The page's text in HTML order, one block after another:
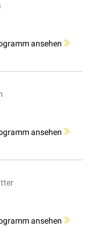
ansehen
ansehen
ansehen